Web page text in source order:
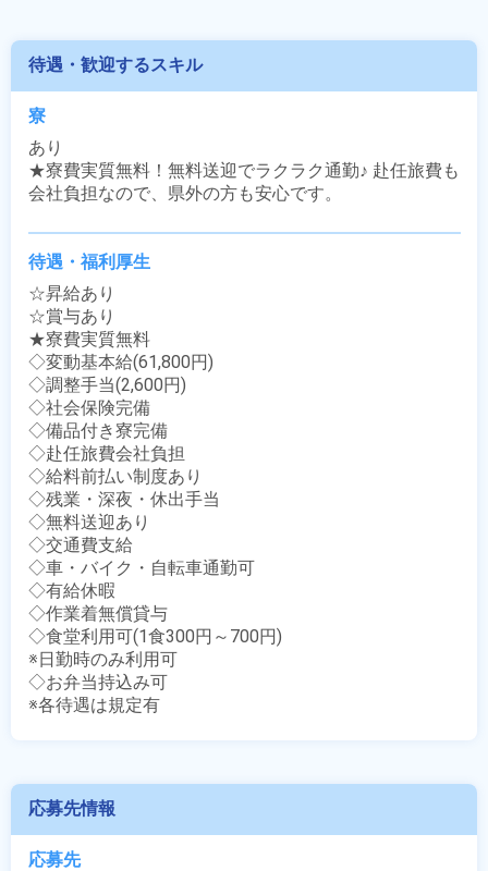
待遇・歓迎するスキル
寮
あり
★寮費実質無料！無料送迎でラクラク通勤♪ 赴任旅費も
会社負担なので、県外の方も安心です。
待遇・福利厚生
☆昇給あり
☆賞与あり
★寮費実質無料
◇変動基本給(61,800円)
◇調整手当(2,600円)
◇社会保険完備
◇備品付き寮完備
◇赴任旅費会社負担
◇給料前払い制度あり
◇残業・深夜・休出手当
◇無料送迎あり
◇交通費支給
◇車・バイク・自転車通勤可
◇有給休暇
◇作業着無償貸与
◇食堂利用可(1食300円～700円)
※日勤時のみ利用可
◇お弁当持込み可
※各待遇は規定有
応募先情報
応募先